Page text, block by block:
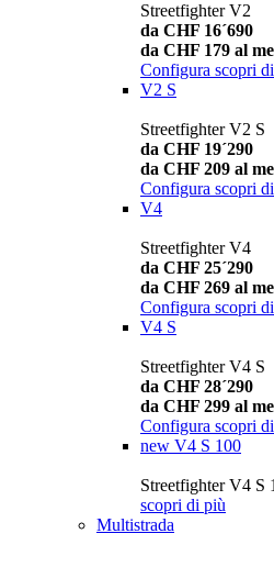
Streetfighter V2
da CHF 16´690
da CHF 179 al
Configura scopri
V2 S
Streetfighter V2 S
da CHF 19´290
da CHF 209 al
Configura scopri
V4
Streetfighter V4
da CHF 25´290
da CHF 269 al
Configura scopri
V4 S
Streetfighter V4 S
da CHF 28´290
da CHF 299 al
Configura scopri
new V4 S 100
Streetfighter V4 S
scopri di più
Multistrada